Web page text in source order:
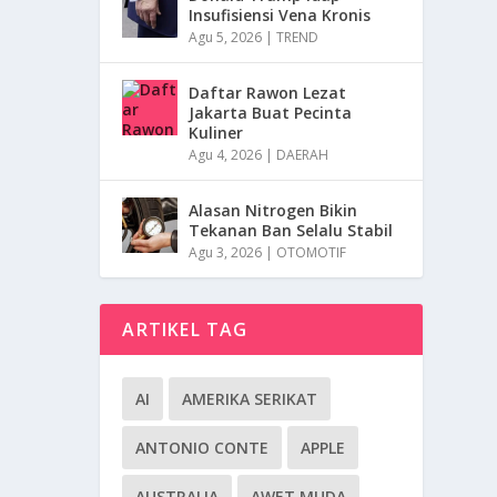
Insufisiensi Vena Kronis
Agu 5, 2026 |TREND
Daftar Rawon Lezat
Jakarta Buat Pecinta
Kuliner
Agu 4, 2026 | DAERAH
Alasan Nitrogen Bikin
Tekanan Ban Selalu Stabil
Agu 3, 2026 | OTOMOTIF
ARTIKEL TAG
AI AMERIKA SERIKAT
ANTONIO CONTE APPLE